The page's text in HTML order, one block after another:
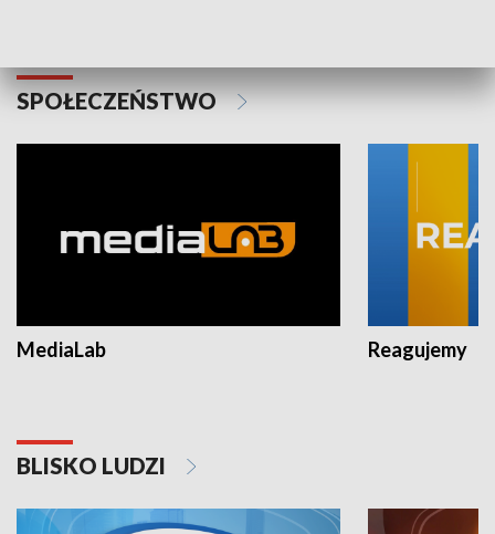
SPOŁECZEŃSTWO
MediaLab Reagujemy
BLISKO LUDZI